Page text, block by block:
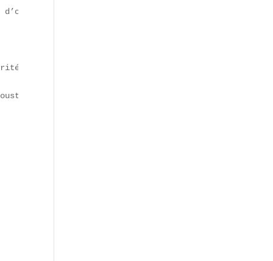
d’oignons frits ou d’herbes).
et la régulation.
depuis l’été 2024.